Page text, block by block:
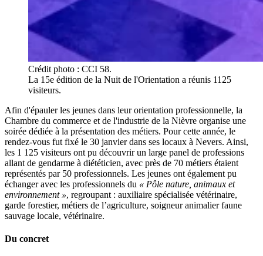
Crédit photo : CCI 58.
La 15e édition de la Nuit de l'Orientation a réunis 1125
visiteurs.
Afin d'épauler les jeunes dans leur orientation professionnelle, la
Chambre du commerce et de l'industrie de la Nièvre organise une
soirée dédiée à la présentation des métiers. Pour cette année, le
rendez-vous fut fixé le 30 janvier dans ses locaux à Nevers. Ainsi,
les 1 125 visiteurs ont pu découvrir un large panel de professions
allant de gendarme à diététicien, avec près de 70 métiers étaient
représentés par 50 professionnels. Les jeunes ont également pu
échanger avec les professionnels du « Pôle nature, animaux et
environnement », regroupant : auxiliaire spécialisée vétérinaire,
garde forestier, métiers de l’agriculture, soigneur animalier faune
sauvage locale, vétérinaire.
Du concret